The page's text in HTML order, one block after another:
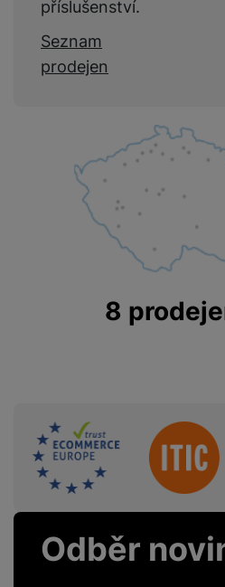
příslušenství.
Seznam
prodejen
8
Sdružení
Odběr